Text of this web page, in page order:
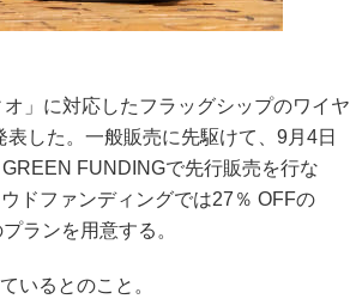
」に対応したフラッグシップのワイヤ
した。一般販売に先駆けて、9月4日
FUNDINGで先行販売を行な
ドファンディングでは27％ OFFの
ランを用意する。
いるとのこと。